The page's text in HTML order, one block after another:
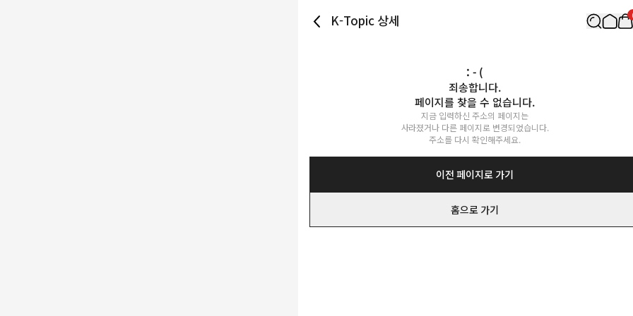
K-Topic 상세
: - (
죄송합니다.
페이지를 찾을 수 없습니다.
지금 입력하신 주소의 페이지는
사라졌거나 다른 페이지로 변경되었습니다.
주소를 다시 확인해주세요.
이전 페이지로 가기
홈으로 가기